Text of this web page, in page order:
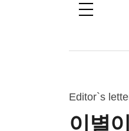
Editor`s
이별